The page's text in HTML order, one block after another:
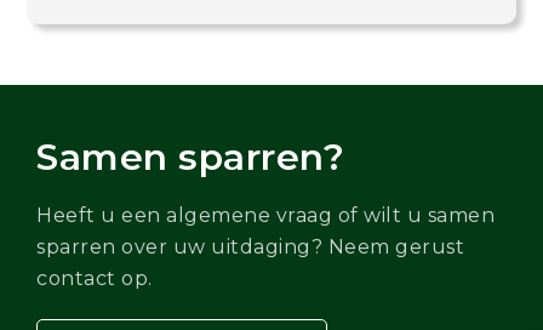
Samen sparren?
Heeft u een algemene vraag of wilt u samen
sparren over uw uitdaging? Neem gerust
contact op.